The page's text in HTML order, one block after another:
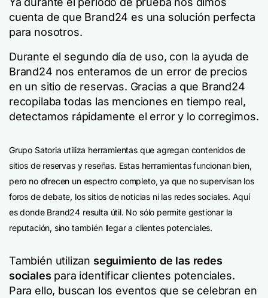
cuenta de que Brand24 es una solución perfecta
para nosotros.
Durante el segundo día de uso, con la ayuda de
Brand24 nos enteramos de un error de precios
en un sitio de reservas. Gracias a que Brand24
recopilaba todas las menciones en tiempo real,
detectamos rápidamente el error y lo corregimos.
Grupo Satoria utiliza herramientas que agregan contenidos de
sitios de reservas y reseñas. Estas herramientas funcionan bien,
pero no ofrecen un espectro completo, ya que no supervisan los
foros de debate, los sitios de noticias ni las redes sociales. Aquí
es donde Brand24 resulta útil. No sólo permite gestionar la
reputación, sino también llegar a clientes potenciales.
También utilizan seguimiento de las redes
sociales para identificar clientes potenciales.
Para ello, buscan los eventos que se celebran en